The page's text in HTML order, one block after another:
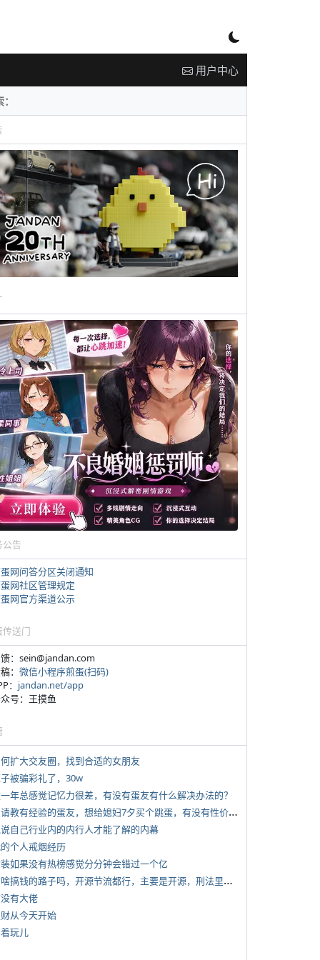
用户中心
公告
网问答分区关闭通知
网社区管理规定
网官方渠道公示
传送门
：sein@jandan.com
： 微信小程序煎蛋(扫码)
： jandan.net/app
号：王摸鱼
扩大交友圈，找到合适的女朋友
被骗彩礼了，30w
年总感觉记忆力很差，有没有蛋友有什么解决办法的？
*
想请教有经验的蛋友，想给媳妇7夕买个跳蛋，有没有性价比高的推荐
自己行业内的内行人才能了解的内幕
个人戒烟经历
如果没有热榜感觉分分钟会错过一个亿
*
有啥搞钱的路子吗，开源节流都行，主要是开源，刑法里的咱不做
有大佬
从今天开始
玩儿